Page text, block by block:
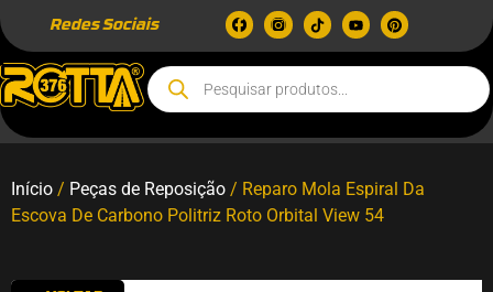
Redes Sociais
Início / Peças de Reposição / Reparo Mola Espiral Da
Escova De Carbono Politriz Roto Orbital View 54